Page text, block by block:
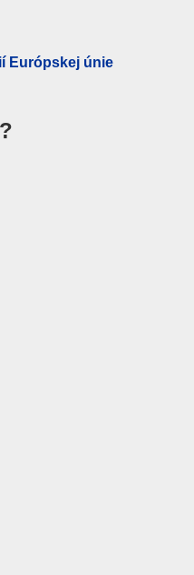
2025-06-24
Európskej únie